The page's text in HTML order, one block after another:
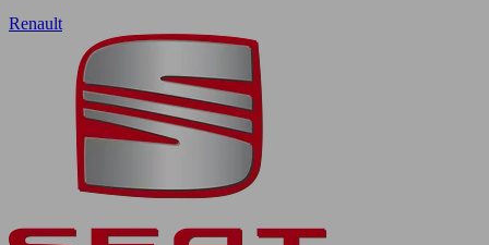
Renault